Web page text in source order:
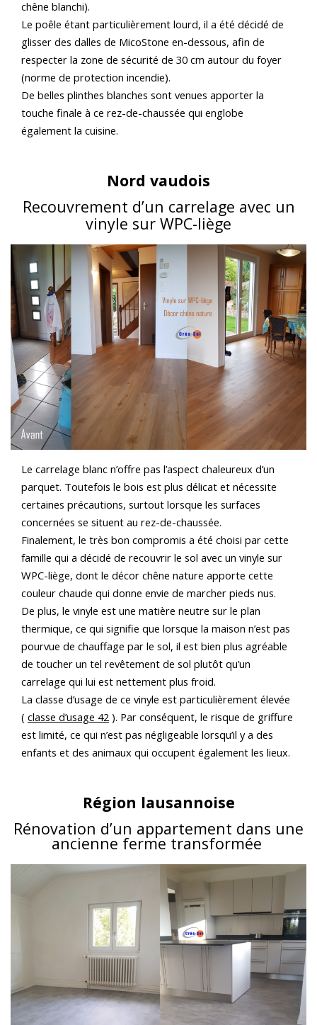
chêne blanchi).
Le poêle étant particulièrement lourd, il a été décidé de
glisser des dalles de MicoStone en-dessous, afin de
respecter la zone de sécurité de 30 cm autour du foyer
(norme de protection incendie).
De belles plinthes blanches sont venues apporter la
touche finale à ce rez-de-chaussée qui englobe
également la cuisine.
Nord vaudois
Recouvrement d’un carrelage avec un
vinyle sur WPC-liège
Le carrelage blanc n’offre pas l’aspect chaleureux d’un
parquet. Toutefois le bois est plus délicat et nécessite
certaines précautions, surtout lorsque les surfaces
concernées se situent au rez-de-chaussée.
Finalement, le très bon compromis a été choisi par cette
famille qui a décidé de recouvrir le sol avec un vinyle sur
WPC-liège, dont le décor chêne nature apporte cette
couleur chaude qui donne envie de marcher pieds nus.
De plus, le vinyle est une matière neutre sur le plan
thermique, ce qui signifie que lorsque la maison n’est pas
pourvue de chauffage par le sol, il est bien plus agréable
de toucher un tel revêtement de sol plutôt qu’un
carrelage qui lui est nettement plus froid.
La classe d’usage de ce vinyle est particulièrement élevée
( classe d’usage 42 ). Par conséquent, le risque de griffure
est limité, ce qui n’est pas négligeable lorsqu’il y a des
enfants et des animaux qui occupent également les lieux.
Région lausannoise
Rénovation d’un appartement dans une
ancienne ferme transformée